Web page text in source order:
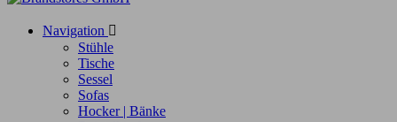
Navigation 
Stühle
Tische
Sessel
Sofas
Hocker | Bänke